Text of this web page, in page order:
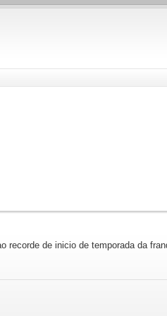
recorde de inicio de temporada da